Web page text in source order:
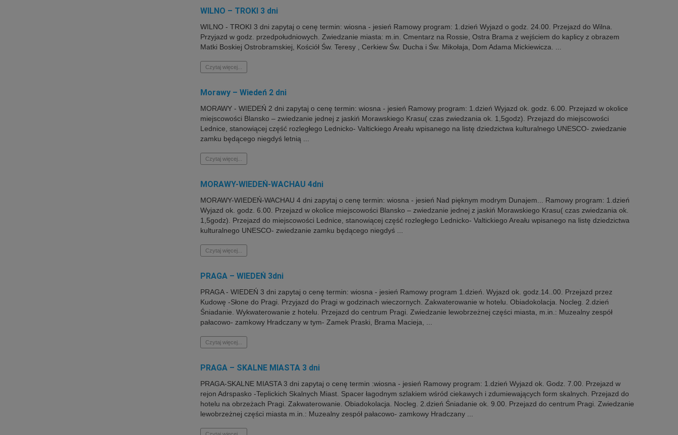
WILNO – TROKI 3 dni
WILNO - TROKI 3 dni zapytaj o cenę termin: wiosna - jesień Ramowy program: 1.dzień Wyjazd o godz. 24.00. Przejazd do Wilna.
Przyjazd w godz. przedpołudniowych. Zwiedzanie miasta: m.in. Cmentarz na Rossie, Ostra Brama z wejściem do kaplicy z obrazem
Matki Boskiej Ostrobramskiej, Kościół Św. Teresy , Cerkiew Św. Ducha i Św. Mikołaja, Dom Adama Mickiewicza. ...
Czytaj więcej...
Morawy – Wiedeń 2 dni
MORAWY - WIEDEŃ 2 dni zapytaj o cenę termin: wiosna - jesień Ramowy program: 1.dzień Wyjazd ok. godz. 6.00. Przejazd w okolice
miejscowości Blansko – zwiedzanie jednej z jaskiń Morawskiego Krasu( czas zwiedzania ok. 1,5godz). Przejazd do miejscowości
Lednice, stanowiącej część rozległego Lednicko- Valtickiego Areału wpisanego na listę dziedzictwa kulturalnego UNESCO- zwiedzanie
zamku będącego niegdyś letnią ...
Czytaj więcej...
MORAWY-WIEDEŃ-WACHAU 4dni
MORAWY-WIEDEŃ-WACHAU 4 dni zapytaj o cenę termin: wiosna - jesień Nad pięknym modrym Dunajem... Ramowy program: 1.dzień
Wyjazd ok. godz. 6.00. Przejazd w okolice miejscowości Blansko – zwiedzanie jednej z jaskiń Morawskiego Krasu( czas zwiedzania ok.
1,5godz). Przejazd do miejscowości Lednice, stanowiącej część rozległego Lednicko- Valtickiego Areału wpisanego na listę dziedzictwa
kulturalnego UNESCO- zwiedzanie zamku będącego niegdyś ...
Czytaj więcej...
PRAGA – WIEDEŃ 3dni
PRAGA - WIEDEŃ 3 dni zapytaj o cenę termin: wiosna - jesień Ramowy program 1.dzień. Wyjazd ok. godz.14..00. Przejazd przez
Kudowę -Słone do Pragi. Przyjazd do Pragi w godzinach wieczornych. Zakwaterowanie w hotelu. Obiadokolacja. Nocleg. 2.dzień
Śniadanie. Wykwaterowanie z hotelu. Przejazd do centrum Pragi. Zwiedzanie lewobrzeżnej części miasta, m.in.: Muzealny zespół
pałacowo- zamkowy Hradczany w tym- Zamek Praski, Brama Macieja, ...
Czytaj więcej...
PRAGA – SKALNE MIASTA 3 dni
PRAGA-SKALNE MIASTA 3 dni zapytaj o cenę termin :wiosna - jesień Ramowy program: 1.dzień Wyjazd ok. Godz. 7.00. Przejazd w
rejon Adrspasko -Teplickich Skalnych Miast. Spacer łagodnym szlakiem wśród ciekawych i zdumiewających form skalnych. Przejazd do
hotelu na obrzeżach Pragi. Zakwaterowanie. Obiadokolacja. Nocleg. 2.dzień Śniadanie ok. 9.00. Przejazd do centrum Pragi. Zwiedzanie
lewobrzeżnej części miasta m.in.: Muzealny zespół pałacowo- zamkowy Hradczany ...